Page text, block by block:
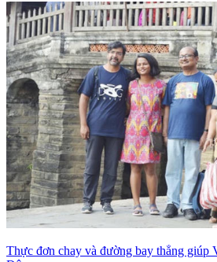
Thực đơn chay và đường bay thẳng giúp